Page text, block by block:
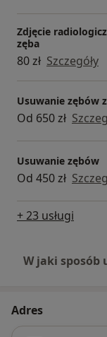
Zdjęcie
zęba
80 zł Szczegóły
Usuwanie zębów
Od 650 zł
Usuwanie zębów
Od 450 zł
+ 23 usługi
W jaki sposób
Adres